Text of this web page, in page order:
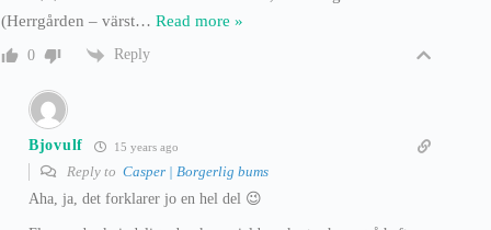
(Herrgården – värst… Read more »
0 Reply
Bjovulf 15 years ago
Reply to Casper | Borgerlig bums
Aha, ja, det forklarer jo en hel del 😉